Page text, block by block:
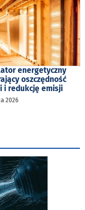
energetyczny
oszczędność
i redukcję emisji
2026